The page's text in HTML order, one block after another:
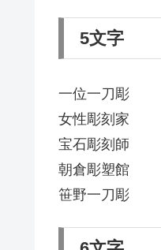
5文字
一位一刀彫
女性彫刻家
宝石彫刻師
朝倉彫塑館
笹野一刀彫